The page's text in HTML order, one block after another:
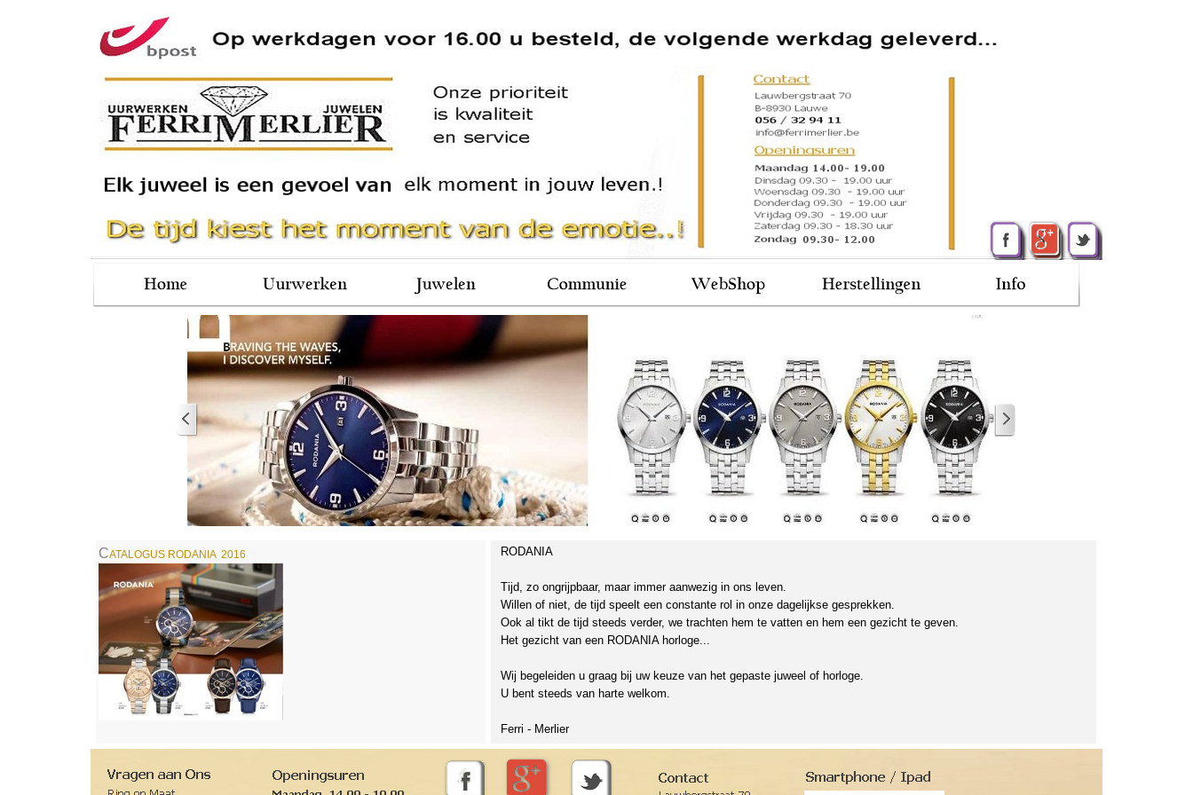
CATALOGUS RODANIA 2016 RODANIA
Tijd, zo ongrijpbaar, maar immer aanwezig in ons leven.
Willen of niet, de tijd speelt een constante rol in onze dagelijkse gesprekken.
Ook al tikt de tijd steeds verder, we trachten hem te vatten en hem een gezicht te geven.
Het gezicht van een RODANIA horloge...
Wij begeleiden u graag bij uw keuze van het gepaste juweel of horloge.
U bent steeds van harte welkom.
Ferri - Merlier